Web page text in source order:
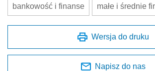
bankowość i finanse małe i średnie
Wersja do druku
Napisz do nas